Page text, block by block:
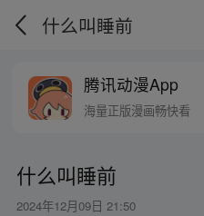
什么叫睡前
腾讯动漫App
海量正版漫画畅快看
什么叫睡前
2024年12月09日 21:50